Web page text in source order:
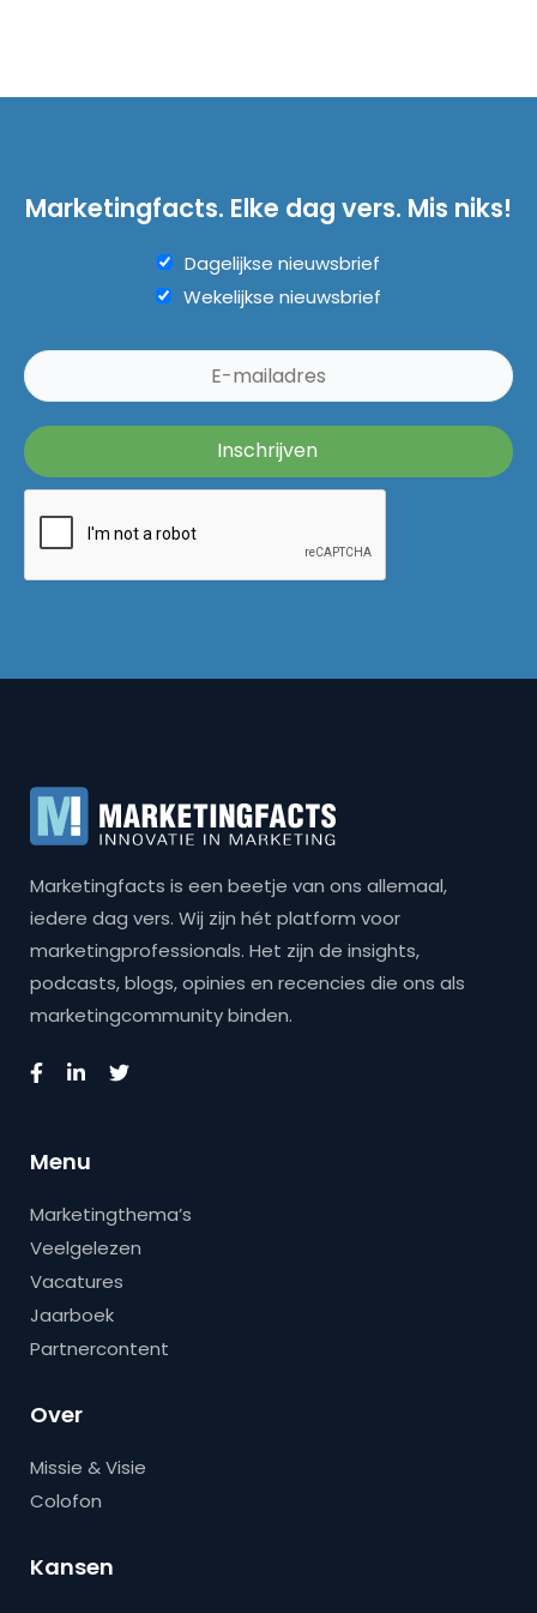
Marketingfacts. Elke dag vers. Mis niks!
Dagelijkse nieuwsbrief
Wekelijkse nieuwsbrief
Marketingfacts is een beetje van ons allemaal,
iedere dag vers. Wij zijn hét platform voor
marketingprofessionals. Het zijn de insights,
podcasts, blogs, opinies en recencies die ons als
marketingcommunity binden.
Menu
Marketingthema’s
Veelgelezen
Vacatures
Jaarboek
Partnercontent
Over
Missie & Visie
Colofon
Kansen